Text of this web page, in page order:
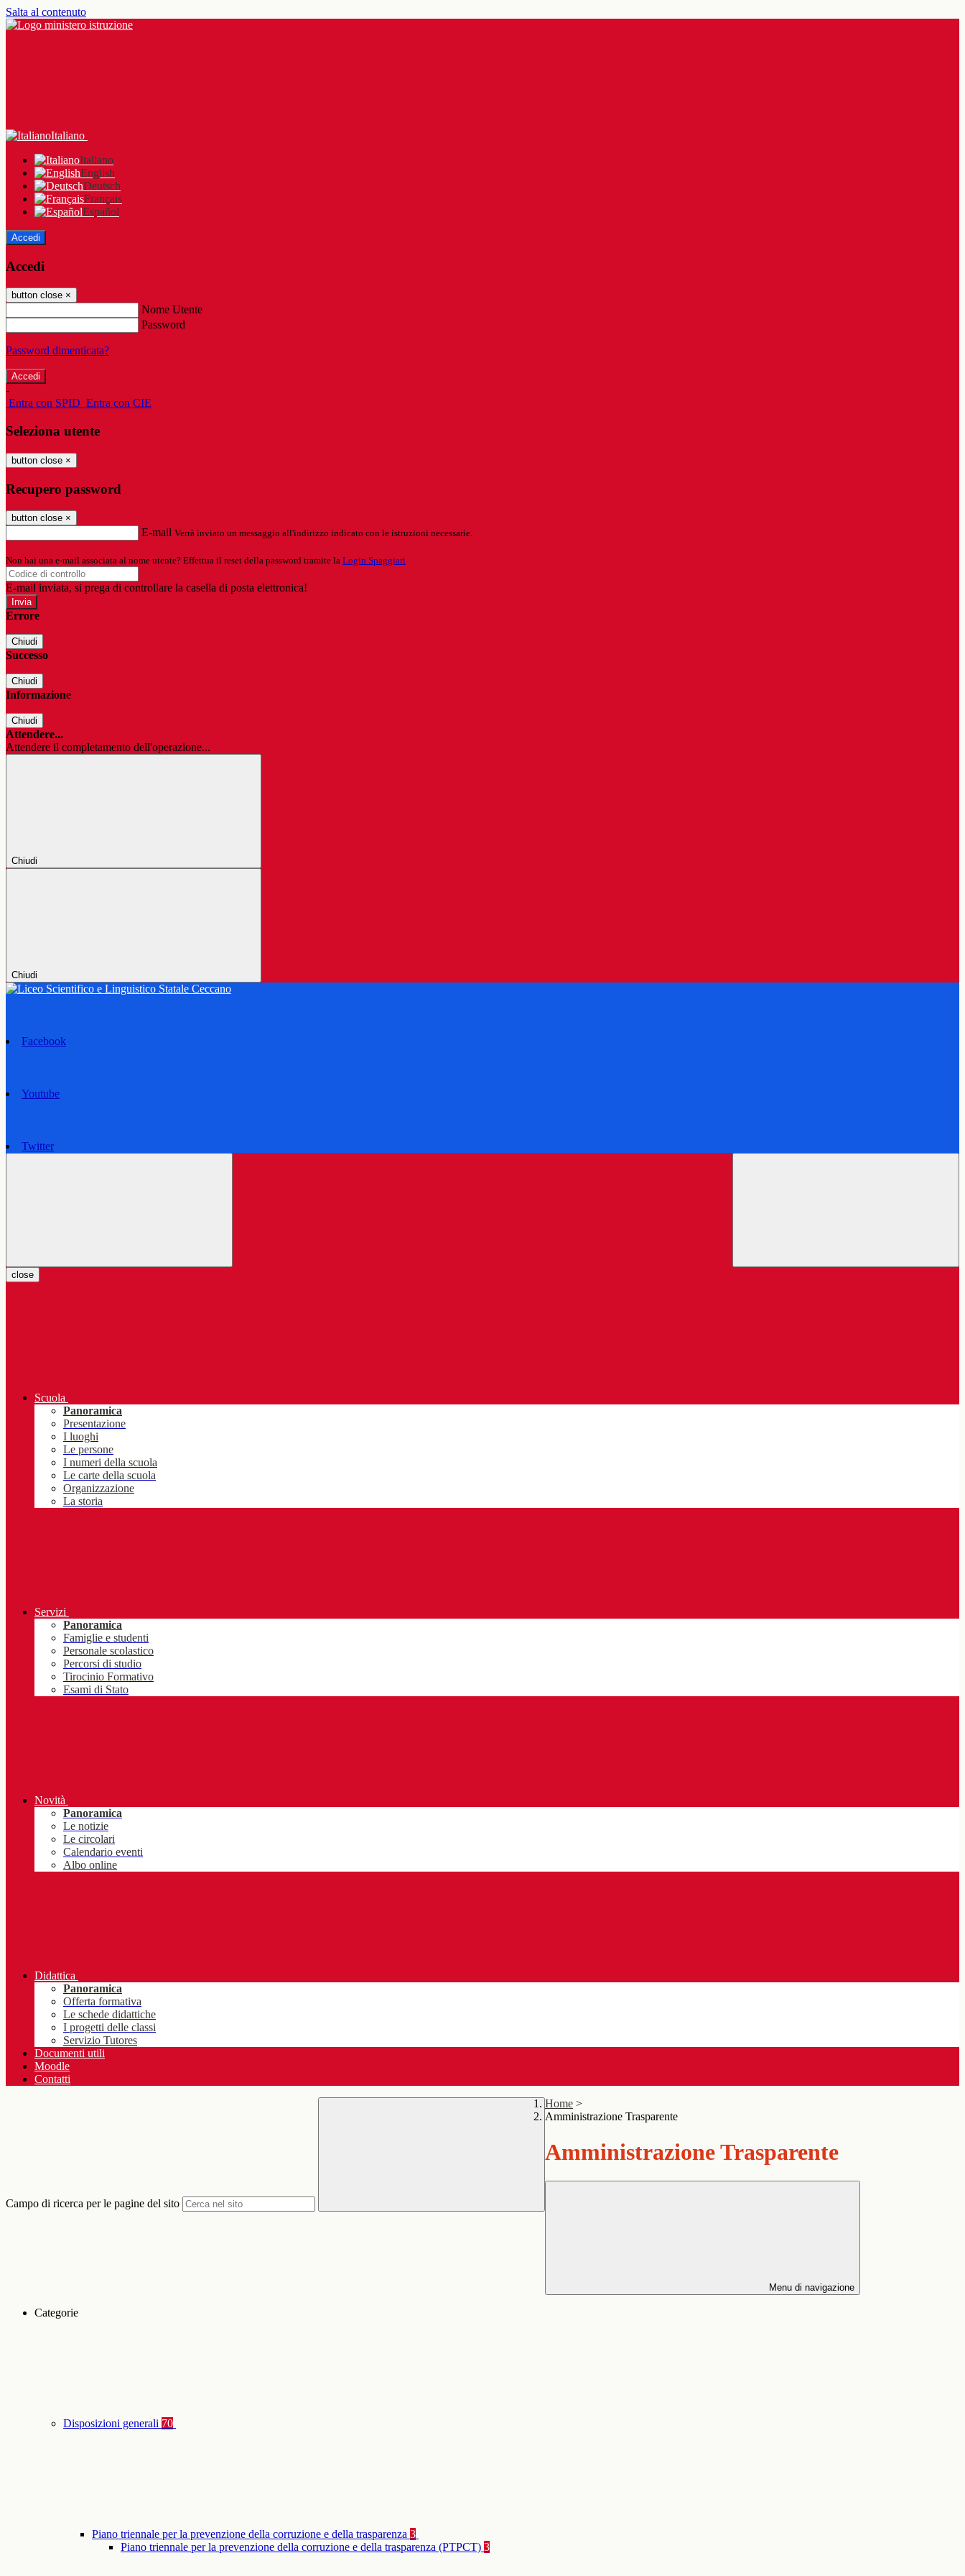
Salta al contenuto
Italiano
Italiano
English
Deutsch
Français
Español
Accedi
Accedi
button close ×
Nome Utente
Password
Password dimenticata?
-
Entra con SPID Entra con CIE
Seleziona utente
button close ×
Recupero password
button close ×
E-mail Verrà inviato un messaggio all'indirizzo indicato con le istruzioni necessarie.
Non hai una e-mail associata al nome utente? Effettua il reset della password tramite la Login Spaggiari
E-mail inviata, si prega di controllare la casella di posta elettronica!
Errore
Chiudi
Successo
Chiudi
Informazione
Chiudi
Attendere...
Attendere il completamento dell'operazione...
Chiudi
Chiudi
Facebook
Youtube
Twitter
close
Scuola
Panoramica
Presentazione
I luoghi
Le persone
I numeri della scuola
Le carte della scuola
Organizzazione
La storia
Servizi
Panoramica
Famiglie e studenti
Personale scolastico
Percorsi di studio
Tirocinio Formativo
Esami di Stato
Novità
Panoramica
Le notizie
Le circolari
Calendario eventi
Albo online
Didattica
Panoramica
Offerta formativa
Le schede didattiche
I progetti delle classi
Servizio Tutores
Documenti utili
Moodle
Contatti
Campo di ricerca per le pagine del sito
Home >
Amministrazione Trasparente
Amministrazione Trasparente
Menu di navigazione
Categorie
Disposizioni generali 70
Piano triennale per la prevenzione della corruzione e della trasparenza 3
Piano triennale per la prevenzione della corruzione e della trasparenza (PTPCT) 3